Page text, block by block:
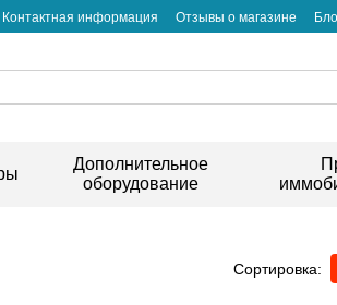
Контактная информация Отзывы о магазине
Дополнительное
оборудование
Сортировка: